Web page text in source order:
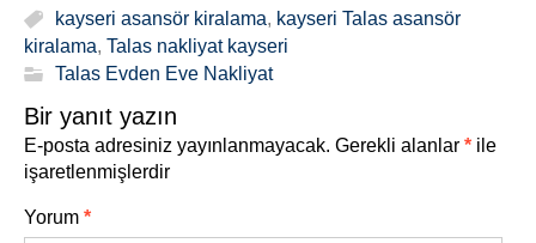
kayseri asansör kiralama, kayseri Talas asansör
kiralama, Talas nakliyat kayseri
Talas Evden Eve Nakliyat
Bir yanıt yazın
E-posta adresiniz yayınlanmayacak. Gerekli alanlar * ile
işaretlenmişlerdir
Yorum *